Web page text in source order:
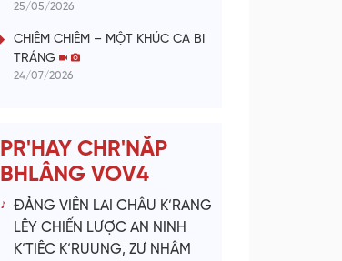
d
25/05/2026
CHIÊM CHIÊM – MỘT KHÚC CA BI
TRÁNG
24/07/2026
PR'HAY CHR'NĂP
BHLÂNG VOV4
ĐẢNG VIÊN LAI CHÂU K’RANG
LÊY CHIẾN LƯỢC AN NINH
K’TIÊC K’RUUNG, ZƯ NHÂM